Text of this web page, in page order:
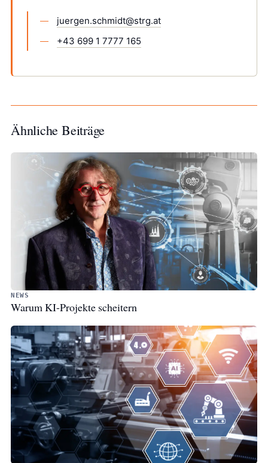
juergen.schmidt@strg.at
+43 699 1 7777 165
Ähnliche Beiträge
NEWS
Warum KI-Projekte scheitern